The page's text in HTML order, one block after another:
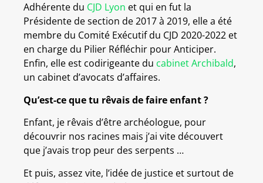
Adhérente du CJD Lyon et qui en fut la
Présidente de section de 2017 à 2019, elle a été
membre du Comité Exécutif du CJD 2020-2022 et
en charge du Pilier Réfléchir pour Anticiper.
Enfin, elle est codirigeante du cabinet Archibald,
un cabinet d’avocats d’affaires.
Qu’est-ce que tu rêvais de faire enfant ?
Enfant, je rêvais d’être archéologue, pour
découvrir nos racines mais j’ai vite découvert
que j’avais trop peur des serpents …
Et puis, assez vite, l’idée de justice et surtout de